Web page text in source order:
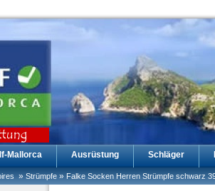
Mallorca Ausrüstung Schläger
» Strümpfe » Falke Socken Herren Strümpfe schwarz